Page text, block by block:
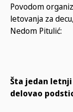
Povodom
letovanja za
Nedom Pitulić:
Šta jedan
delovao